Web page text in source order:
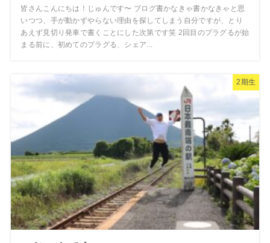
皆さんこんにちは！じゅんです〜 ブログ書かなきゃ書かなきゃと思
いつつ、手が動かずやらない理由を探してしまう自分ですが、とり
あえず見切り発車で書くことにした次第です笑 2回目のプラグるが始
まる前に、初めてのプラグる、シェア...
2期生